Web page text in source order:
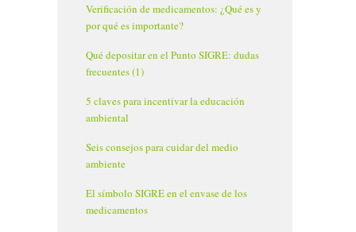
Verificación de medicamentos: ¿Qué es y
por qué es importante?
Qué depositar en el Punto SIGRE: dudas
frecuentes (1)
5 claves para incentivar la educación
ambiental
Seis consejos para cuidar del medio
ambiente
El símbolo SIGRE en el envase de los
medicamentos